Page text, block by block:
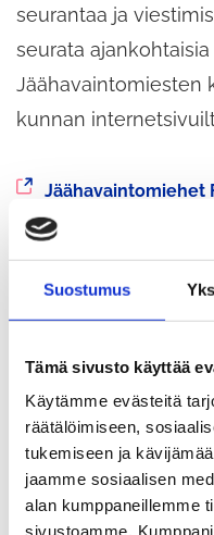
Suostumus
Tämä sivusto käyttää
Käytämme evästeitä
räätälöimiseen,
tukemiseen ja
jaamme sosiaalisen
alan kumppaneillemme
sivustoamme.
seurantaa ja
seurata
Jäähavaintomiesten
kunnan
Siirryt
toiseen
Jäähavaintomiehet
Siirryt
toiseen
palveluun
Jäähavaintomiehet
Siirryt
toiseen
palveluun
kulkiessa
Jäät ovat vielä tovin
voi ulkoilla
virallista reitin